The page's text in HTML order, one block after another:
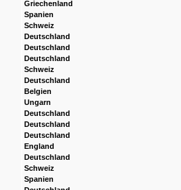
Griechenland
Spanien
Schweiz
Deutschland
Deutschland
Deutschland
Schweiz
Deutschland
Belgien
Ungarn
Deutschland
Deutschland
Deutschland
England
Deutschland
Schweiz
Spanien